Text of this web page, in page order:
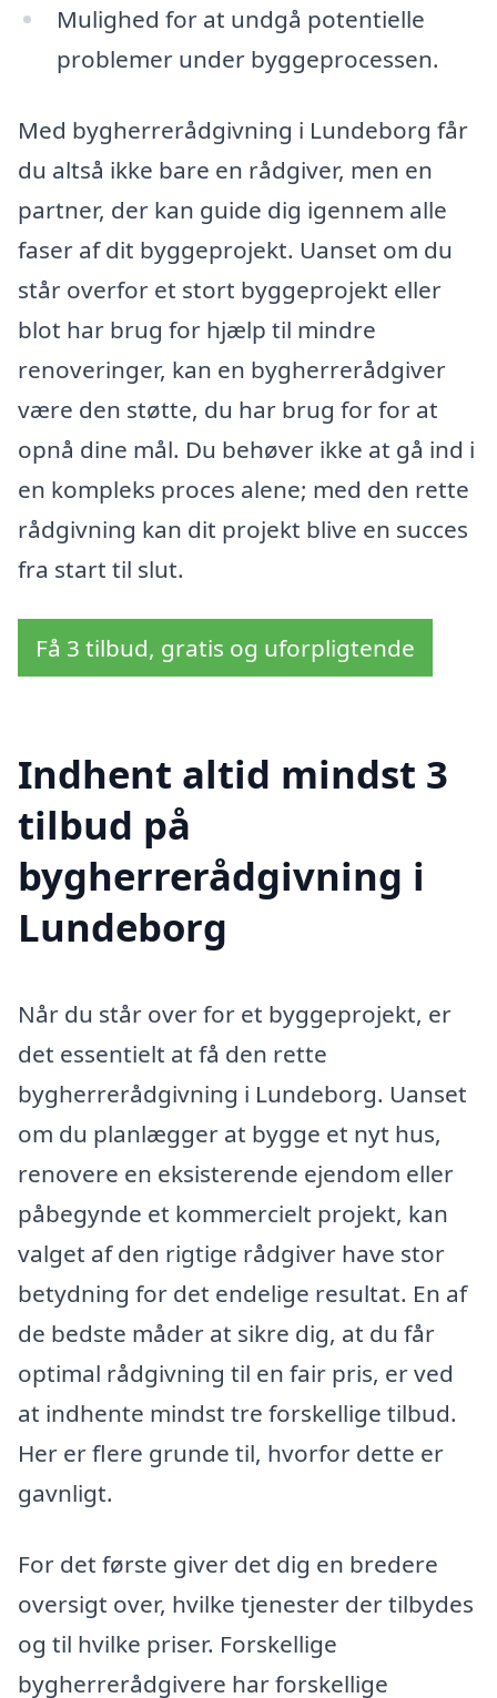
Mulighed for at undgå potentielle
problemer under byggeprocessen.
Med bygherrerådgivning i Lundeborg får
du altså ikke bare en rådgiver, men en
partner, der kan guide dig igennem alle
faser af dit byggeprojekt. Uanset om du
står overfor et stort byggeprojekt eller
blot har brug for hjælp til mindre
renoveringer, kan en bygherrerådgiver
være den støtte, du har brug for for at
opnå dine mål. Du behøver ikke at gå ind i
en kompleks proces alene; med den rette
rådgivning kan dit projekt blive en succes
fra start til slut.
Få 3 tilbud, gratis og uforpligtende
Indhent altid mindst 3
tilbud på
bygherrerådgivning i
Lundeborg
Når du står over for et byggeprojekt, er
det essentielt at få den rette
bygherrerådgivning i Lundeborg. Uanset
om du planlægger at bygge et nyt hus,
renovere en eksisterende ejendom eller
påbegynde et kommercielt projekt, kan
valget af den rigtige rådgiver have stor
betydning for det endelige resultat. En af
de bedste måder at sikre dig, at du får
optimal rådgivning til en fair pris, er ved
at indhente mindst tre forskellige tilbud.
Her er flere grunde til, hvorfor dette er
gavnligt.
For det første giver det dig en bredere
oversigt over, hvilke tjenester der tilbydes
og til hvilke priser. Forskellige
bygherrerådgivere har forskellige